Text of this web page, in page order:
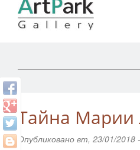
Тайна Марии
Опубликовано вт, 23/01/